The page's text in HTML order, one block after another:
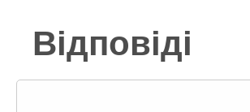
Відповіді